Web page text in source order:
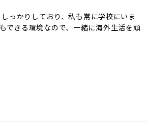
っかりしており、私も常に学校にいま
できる環境なので、一緒に海外生活を頑